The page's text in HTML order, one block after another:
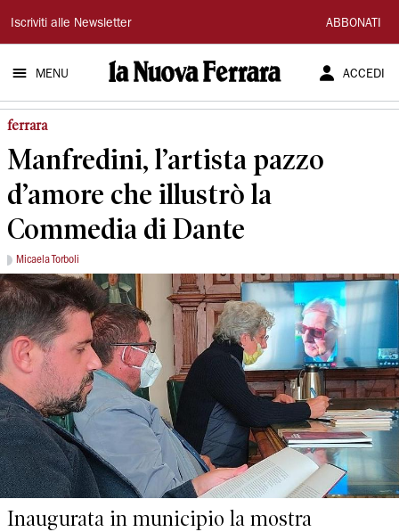
La
Nuova
Ferrara
Iscriviti alle Newsletter ABBONATI
MENU ACCEDI
ferrara
Manfredini, l’artista pazzo
d’amore che illustrò la
Commedia di Dante
Micaela Torboli
Inaugurata in municipio la mostra